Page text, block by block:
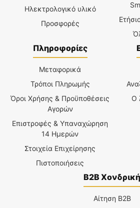
Ηλεκτρολογικό υλικό
Προσφορές
Πληροφορίες
Μεταφορικά
Τρόποι Πληρωμής
Όροι Χρήσης & Προϋποθέσεις
Αγορών
Επιστροφές & Υπαναχώρηση
14 Ημερών
Στοιχεία Επιχείρησης
Πιστοποιήσεις
Ο
B2B Χονδρική
Αίτηση B2B